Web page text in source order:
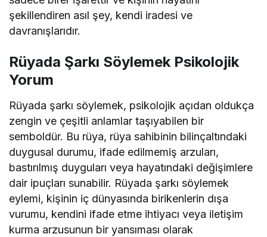
şekillendiren asıl şey, kendi iradesi ve
davranışlarıdır.
Rüyada Şarkı Söylemek Psikolojik
Yorum
Rüyada şarkı söylemek, psikolojik açıdan oldukça
zengin ve çeşitli anlamlar taşıyabilen bir
semboldür. Bu rüya, rüya sahibinin bilinçaltındaki
duygusal durumu, ifade edilmemiş arzuları,
bastırılmış duyguları veya hayatındaki değişimlere
dair ipuçları sunabilir. Rüyada şarkı söylemek
eylemi, kişinin iç dünyasında birikenlerin dışa
vurumu, kendini ifade etme ihtiyacı veya iletişim
kurma arzusunun bir yansıması olarak